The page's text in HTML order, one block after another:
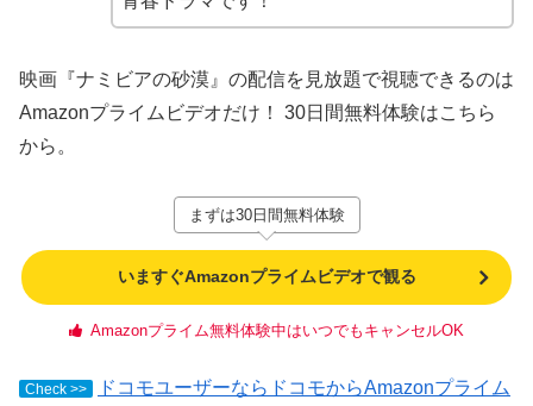
映画『ナミビアの砂漠』の配信を見放題で視聴できるのは
Amazonプライムビデオだけ！ 30日間無料体験はこちら
から。
まずは30日間無料体験
いますぐAmazonプライムビデオで観る
Amazonプライム無料体験中はいつでもキャンセルOK
Check >>
ドコモユーザーならドコモからAmazonプライム